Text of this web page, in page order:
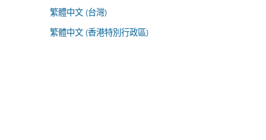
繁體中文 (台灣)
繁體中文 (香港特別行政區)